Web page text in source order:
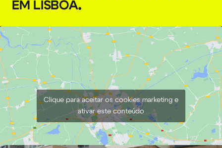
EM LISBOA.
Clique para aceitar os cookies marketing e
ativar este conteúdo